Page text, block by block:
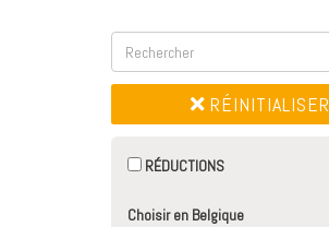
RÉINITIALISER
RÉDUCTIONS
Choisir en Belgique